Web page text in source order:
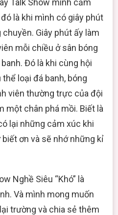
Talk Show mình cảm
là khi mình có giây phút
Giây phút ấy làm
mỗi chiều ở sân bóng
Đó là khi cùng hội
loại đá banh, bóng
viên thường trực của đội
một chân phá mồi. Biết là
lại những cảm xúc khi
ơn và sẽ nhớ những kỉ
Nghề Siêu “Khó” là
Và mình mong muốn
trường và chia sẻ thêm